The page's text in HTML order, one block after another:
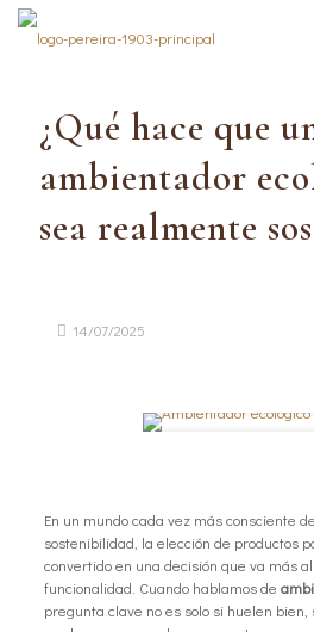
¿Qué hace que
ambientador
sea realmente
14/07/2025
En un mundo cada vez más consciente
sostenibilidad, la elección de productos
convertido en una decisión que va más
funcionalidad. Cuando hablamos de
pregunta clave no es solo si huelen